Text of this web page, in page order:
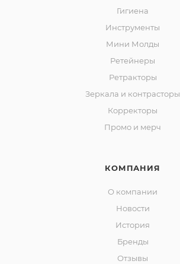
Гигиена
Инструменты
Мини Молды
Ретейнеры
Ретракторы
Зеркала и контраcторы
Корректоры
Промо и мерч
КОМПАНИЯ
О компании
Новости
История
Бренды
Отзывы